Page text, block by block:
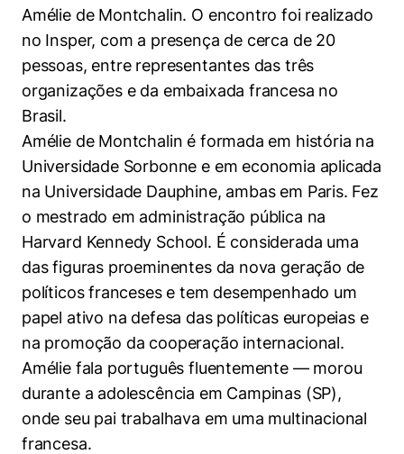
Políticas Públicas
Sustentabilidade
Tecnologia e Dados
Amélie de Montchalin. O encontro foi realizado
no Insper, com a presença de cerca de 20
pessoas, entre representantes das três
organizações e da embaixada francesa no
Brasil.
Amélie de Montchalin é formada em história na
Universidade Sorbonne e em economia aplicada
na Universidade Dauphine, ambas em Paris. Fez
o mestrado em administração pública na
Harvard Kennedy School. É considerada uma
das figuras proeminentes da nova geração de
políticos franceses e tem desempenhado um
papel ativo na defesa das políticas europeias e
na promoção da cooperação internacional.
Amélie fala português fluentemente — morou
durante a adolescência em Campinas (SP),
onde seu pai trabalhava em uma multinacional
francesa.